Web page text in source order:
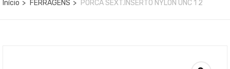
Início FERRAGENS PORCA SEXT.INSERTO NYLON UNC 1 2